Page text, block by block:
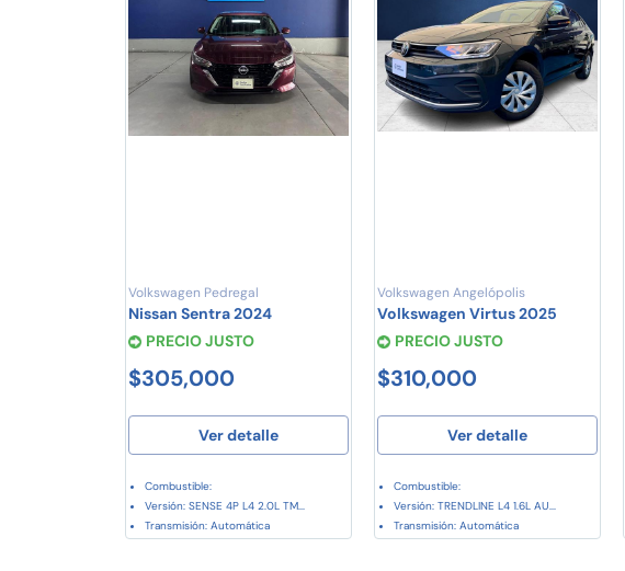
Volkswagen Pedregal
Nissan Sentra 2024
PRECIO JUSTO
$305,000
Ver detalle
Combustible:
Versión: SENSE 4P L4 2.0L TM...
Transmisión: Automática
Volkswagen Angelópolis
Volkswagen Virtus 2025
PRECIO JUSTO
$310,000
Ver detalle
Combustible:
Versión: TRENDLINE L4 1.6L AU...
Transmisión: Automática